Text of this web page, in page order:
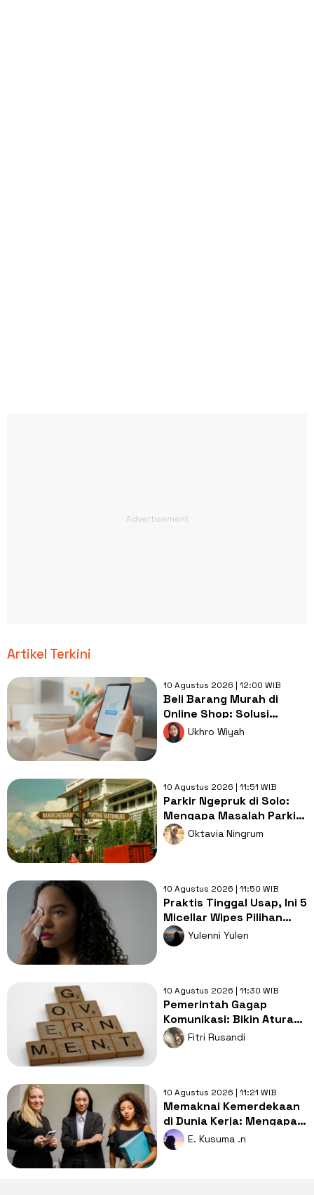
Artikel Terkini
10 Agustus 2026 | 12:00 WIB
Beli Barang Murah di
Online Shop: Solusi
Hemat atau Malah Bikin
Boncos?
Ukhro Wiyah
10 Agustus 2026 | 11:51 WIB
Parkir Ngepruk di Solo:
Mengapa Masalah Parkir
Liar Tak Akan Hilang
Hanya dengan Dibina
Oktavia Ningrum
10 Agustus 2026 | 11:50 WIB
Praktis Tinggal Usap, Ini 5
Micellar Wipes Pilihan
untuk Kulit Berjerawat
Yulenni Yulen
10 Agustus 2026 | 11:30 WIB
Pemerintah Gagap
Komunikasi: Bikin Aturan
Dulu, Gaduh Kemudian
Fitri Rusandi
10 Agustus 2026 | 11:21 WIB
Memaknai Kemerdekaan
di Dunia Kerja: Mengapa
Gen Z Lebih Memilih
'Work-Life Balance'?
E. Kusuma .n